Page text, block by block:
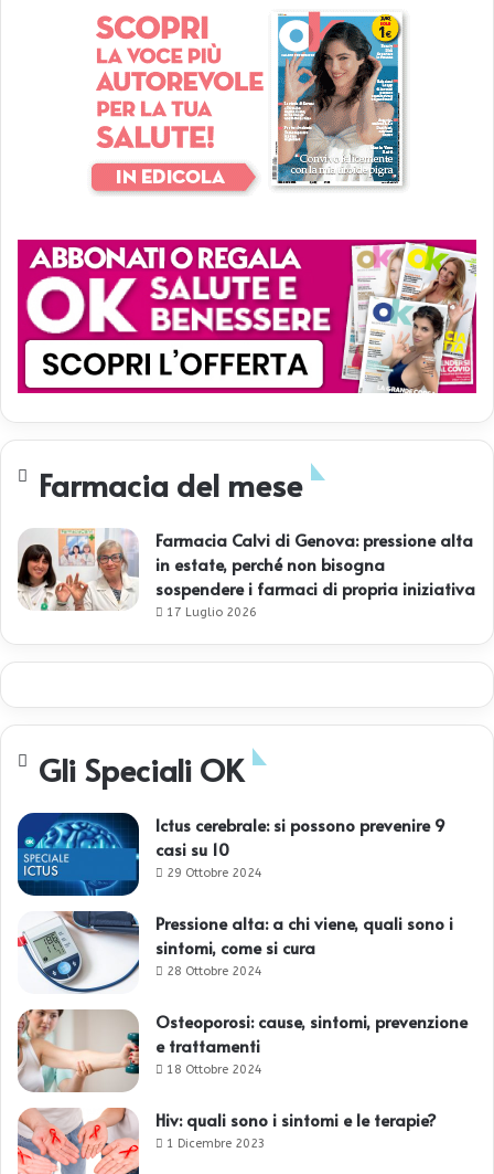
Farmacia del mese
Farmacia Calvi di Genova: pressione alta
in estate, perché non bisogna
sospendere i farmaci di propria iniziativa
17 Luglio 2026
Gli Speciali OK
Ictus cerebrale: si possono prevenire 9
casi su 10
29 Ottobre 2024
Pressione alta: a chi viene, quali sono i
sintomi, come si cura
28 Ottobre 2024
Osteoporosi: cause, sintomi, prevenzione
e trattamenti
18 Ottobre 2024
Hiv: quali sono i sintomi e le terapie?
1 Dicembre 2023